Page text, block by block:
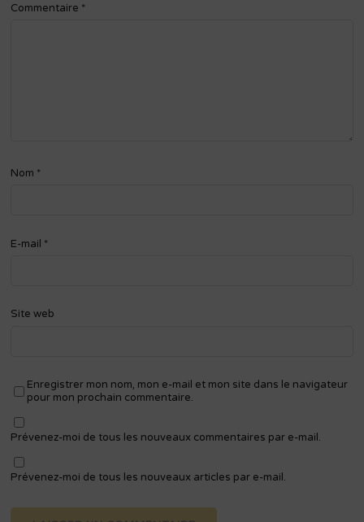
Commentaire *
Nom *
E-mail *
Site web
Enregistrer mon nom, mon e-mail et mon site dans le navigateur
pour mon prochain commentaire.
Prévenez-moi de tous les nouveaux commentaires par e-mail.
Prévenez-moi de tous les nouveaux articles par e-mail.